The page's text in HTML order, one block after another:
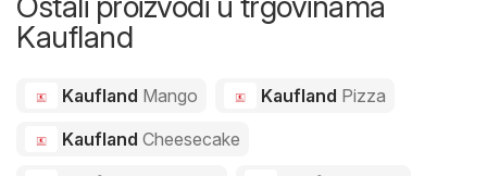
Kaufland
Kaufland Mango Kaufland Pizza
Kaufland Cheesecake